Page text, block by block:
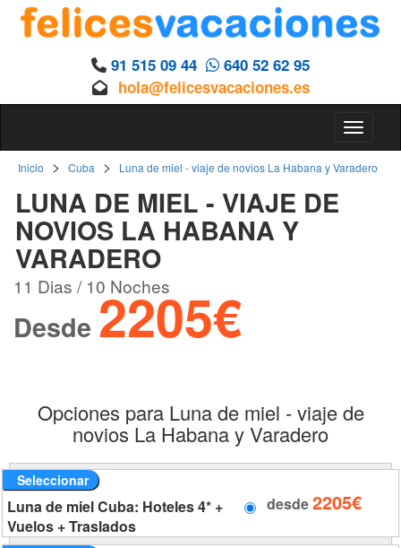
91 515 09 44
640 52 62 95
hola@felicesvacaciones.es
Inicio > Cuba > Luna de miel - viaje de novios La Habana y Varadero
LUNA DE MIEL - VIAJE DE
NOVIOS LA HABANA Y
VARADERO
11 Dias / 10 Noches
Desde 2205€
Opciones para Luna de miel - viaje de
novios La Habana y Varadero
Seleccionar
Luna de miel Cuba: Hoteles 4* +
Vuelos + Traslados
desde2205€